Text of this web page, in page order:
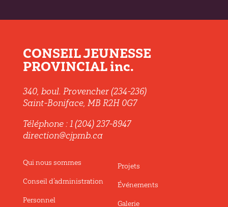
CONSEIL JEUNESSE
PROVINCIAL inc.
340, boul. Provencher (234-236)
Saint-Boniface, MB R2H 0G7
Téléphone : 1 (204) 237-8947
direction@cjpmb.ca
Qui nous sommes
Conseil d’administration
Personnel
Projets
Événements
Galerie